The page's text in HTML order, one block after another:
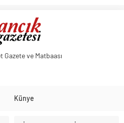
Gazete ve Matbaası
Künye